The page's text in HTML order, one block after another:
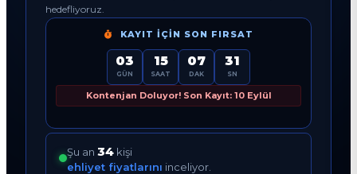
hedefliyoruz.
KAYIT İÇIN SON FIRSAT
03
GÜN
15
SAAT
07
DAK
30
SN
Kontenjan Doluyor! Son Kayıt: 10 Eylül
Şu an 35kişi
ehliyet fiyatlarını inceliyor.